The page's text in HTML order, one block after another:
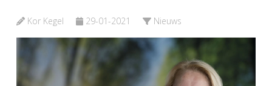
Kor Kegel 29-01-2021 Nieuws